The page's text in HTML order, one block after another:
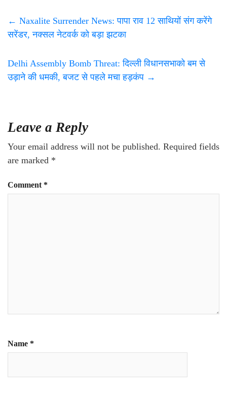
← Naxalite Surrender News: पापा राव 12 साथियों संग करेंगे
सरेंडर, नक्सल नेटवर्क को बड़ा झटका
Delhi Assembly Bomb Threat: दिल्ली विधानसभाको बम से
उड़ाने की धमकी, बजट से पहले मचा हड़कंप →
Leave a Reply
Your email address will not be published. Required fields
are marked *
Comment *
Name *